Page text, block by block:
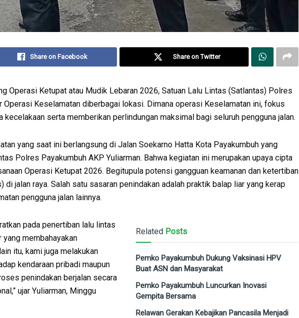
Share on Facebook Share on Twitter
Operasi Ketupat atau Mudik Lebaran 2026, Satuan Lalu Lintas (Satlantas) Polres
Operasi Keselamatan diberbagai lokasi. Dimana operasi Keselamatan ini, fokus
kecelakaan serta memberikan perlindungan maksimal bagi seluruh pengguna jalan.
yang saat ini berlangsung di Jalan Soekarno Hatta Kota Payakumbuh yang
Polres Payakumbuh AKP Yuliarman. Bahwa kegiatan ini merupakan upaya cipta
Operasi Ketupat 2026. Begitupula potensi gangguan keamanan dan ketertiban
di jalan raya. Salah satu sasaran penindakan adalah praktik balap liar yang kerap
pengguna jalan lainnya.
Related Posts
Pemko Payakumbuh Dukung Vaksinasi HPV
Buat ASN dan Masyarakat
Pemko Payakumbuh Luncurkan Inovasi
Gempita Bersama
Relawan Gerakan Kebajikan Pancasila Menjadi
pada penertiban lalu lintas
membahayakan
itu, kami juga melakukan
kendaraan pribadi maupun
penindakan berjalan secara
ujar Yuliarman, Minggu